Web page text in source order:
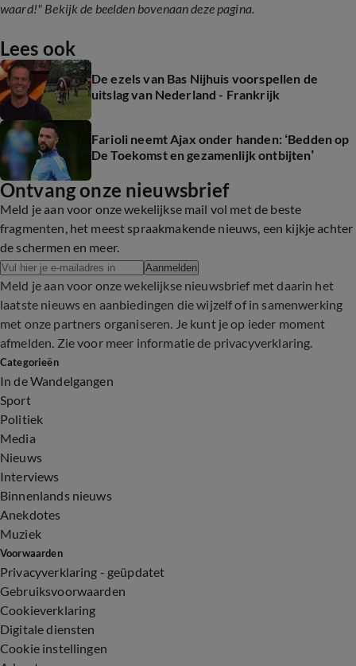
waard!" Bekijk de beelden bovenaan deze pagina.
Lees ook
De ezels van Bas Nijhuis voorspellen de
uitslag van Nederland - Frankrijk
Farioli neemt Ajax onder handen: ‘Bedden op
De Toekomst en gezamenlijk ontbijten’
Ontvang onze nieuwsbrief
Meld je aan voor onze wekelijkse mail vol met de beste
fragmenten, het meest spraakmakende nieuws, een kijkje achter
de schermen en meer.
Aanmelden
Meld je aan voor onze wekelijkse nieuwsbrief met daarin het
laatste nieuws en aanbiedingen die wijzelf of in samenwerking
met onze partners organiseren. Je kunt je op ieder moment
afmelden. Zie voor meer informatie de privacyverklaring.
Categorieën
In de Wandelgangen
Sport
Politiek
Media
Nieuws
Interviews
Binnenlands nieuws
Anekdotes
Muziek
Voorwaarden
Privacyverklaring - geüpdatet
Gebruiksvoorwaarden
Cookieverklaring
Digitale diensten
Cookie instellingen